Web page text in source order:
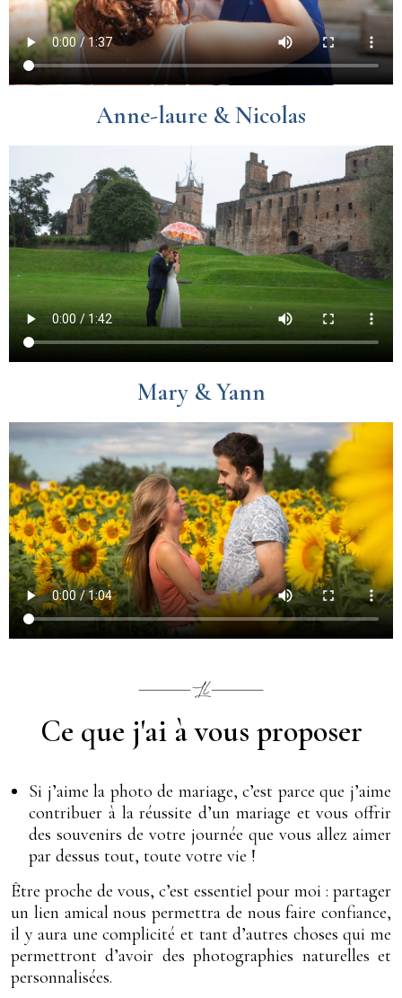
Anne-laure & Nicolas
Mary & Yann
Ce que j'ai à vous proposer
Si j’aime la photo de mariage, c’est parce que j’aime
contribuer à la réussite d’un mariage et vous offrir
des souvenirs de votre journée que vous allez aimer
par dessus tout, toute votre vie !
Être proche de vous, c’est essentiel pour moi : partager
un lien amical nous permettra de nous faire confiance,
il y aura une complicité et tant d’autres choses qui me
permettront d’avoir des photographies naturelles et
personnalisées.